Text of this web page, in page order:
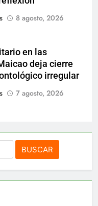
8 agosto, 2026
en las
deja cierre
irregular
7 agosto, 2026